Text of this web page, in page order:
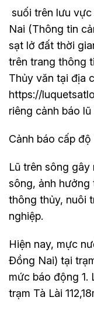
suối trên lưu
Nai (Thông tin
sạt lở đất thời
trên trang thông
Thủy văn tại địa
https://
riêng cảnh báo
Cảnh báo cấp
Lũ trên sông
sông, ảnh
thông thủy, nuôi
nghiệp.
Hiện nay, mực
Đồng Nai) tại
mức báo động 1.
trạm Tà Lài